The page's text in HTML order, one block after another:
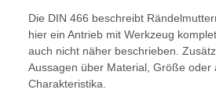
Die DIN 466 beschreibt
hier ein Antrieb mit Werkzeug
auch nicht näher beschrieben.
Aussagen über Material, Größe oder
Charakteristika.